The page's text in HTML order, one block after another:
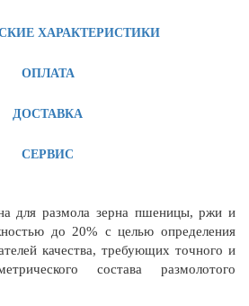
ХАРАКТЕРИСТИКИ
ОПЛАТА
ДОСТАВКА
СЕРВИС
для размола зерна пшеницы, ржи и
до 20% с целью определения
качества, требующих точного и
состава размолотого